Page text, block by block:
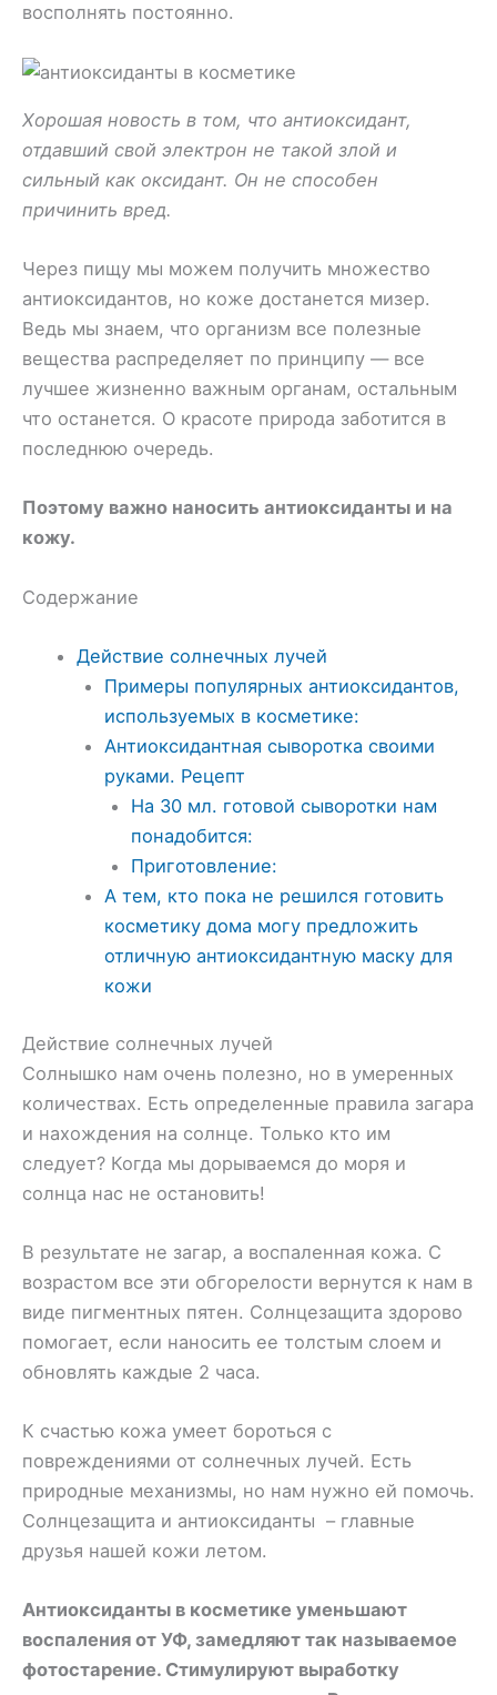
восполнять постоянно.
Хорошая новость в том, что антиоксидант,
отдавший свой электрон не такой злой и
сильный как оксидант. Он не способен
причинить вред.
Через пищу мы можем получить множество
антиоксидантов, но коже достанется мизер.
Ведь мы знаем, что организм все полезные
вещества распределяет по принципу — все
лучшее жизненно важным органам, остальным
что останется. О красоте природа заботится в
последнюю очередь.
Поэтому важно наносить антиоксиданты и на
кожу.
Содержание
Действие солнечных лучей
Примеры популярных антиоксидантов,
используемых в косметике:
Антиоксидантная сыворотка своими
руками. Рецепт
На 30 мл. готовой сыворотки нам
понадобится:
Приготовление:
А тем, кто пока не решился готовить
косметику дома могу предложить
отличную антиоксидантную маску для
кожи
Действие солнечных лучей
Солнышко нам очень полезно, но в умеренных
количествах. Есть определенные правила загара
и нахождения на солнце. Только кто им
следует? Когда мы дорываемся до моря и
солнца нас не остановить!
В результате не загар, а воспаленная кожа. С
возрастом все эти обгорелости вернутся к нам в
виде пигментных пятен. Солнцезащита здорово
помогает, если наносить ее толстым слоем и
обновлять каждые 2 часа.
К счастью кожа умеет бороться с
повреждениями от солнечных лучей. Есть
природные механизмы, но нам нужно ей помочь.
Солнцезащита и антиоксиданты – главные
друзья нашей кожи летом.
Антиоксиданты в косметике уменьшают
воспаления от УФ, замедляют так называемое
фотостарение. Стимулируют выработку